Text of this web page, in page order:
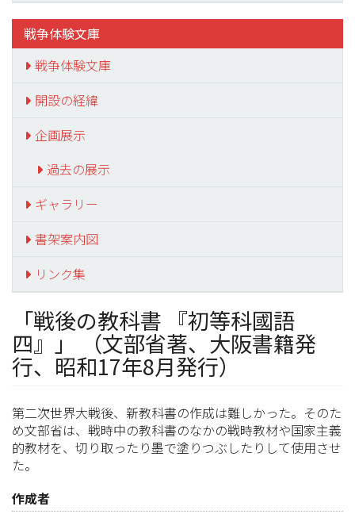
戦争体験文庫
戦争体験文庫
開設の経緯
企画展示
過去の展示
ギャラリー
書架案内図
リンク集
「戦後の教科書 『初等科國語
四』」 （文部省著、大阪書籍発
行、昭和17年8月発行）
第二次世界大戦後、新教科書の作成は難しかった。そのた
め文部省は、戦時中の教科書のなかの戦時教材や国家主義
的教材を、切り取ったり墨で塗りつぶしたりして使用させ
た。
作成者